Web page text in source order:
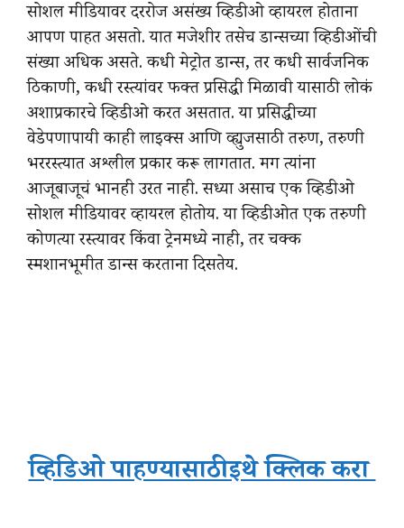
सोशल मीडियावर दररोज असंख्य व्हिडीओ व्हायरल होताना
आपण पाहत असतो. यात मजेशीर तसेच डान्सच्या व्हिडीओंची
संख्या अधिक असते. कधी मेट्रोत डान्स, तर कधी सार्वजनिक
ठिकाणी, कधी रस्त्यांवर फक्त प्रसिद्धी मिळावी यासाठी लोकं
अशाप्रकारचे व्हिडीओ करत असतात. या प्रसिद्धीच्या
वेडेपणापायी काही लाइक्स आणि व्ह्युजसाठी तरुण, तरुणी
भररस्त्यात अश्लील प्रकार करू लागतात. मग त्यांना
आजूबाजूचं भानही उरत नाही. सध्या असाच एक व्हिडीओ
सोशल मीडियावर व्हायरल होतोय. या व्हिडीओत एक तरुणी
कोणत्या रस्त्यावर किंवा ट्रेनमध्ये नाही, तर चक्क
स्मशानभूमीत डान्स करताना दिसतेय.
व्हिडिओ पाहण्यासाठी इथे क्लिक करा